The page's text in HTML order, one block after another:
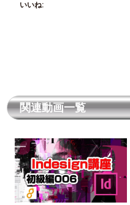
いいね:
関連動画一覧